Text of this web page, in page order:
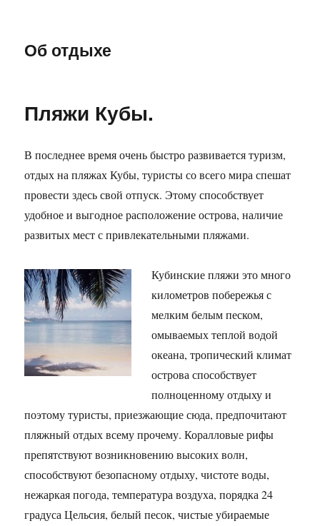
Об отдыхе
Пляжи Кубы.
В последнее время очень быстро развивается туризм,
отдых на пляжах Кубы, туристы со всего мира спешат
провести здесь свой отпуск. Этому способствует
удобное и выгодное расположение острова, наличие
развитых мест с привлекательными пляжами.
Кубинские пляжи это много
километров побережья с
мелким белым песком,
омываемых теплой водой
океана, тропический климат
острова способствует
полноценному отдыху и
поэтому туристы, приезжающие сюда, предпочитают
пляжный отдых всему прочему. Коралловые рифы
препятствуют возникновению высоких волн,
способствуют безопасному отдыху, чистоте воды,
нежаркая погода, температура воздуха, порядка 24
градуса Цельсия, белый песок, чистые убираемые